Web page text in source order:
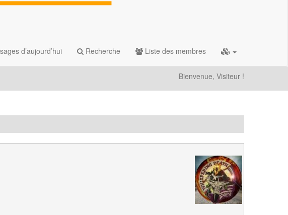
d’aujourd’hui Recherche Liste des membres
Bienvenue, Visiteur !